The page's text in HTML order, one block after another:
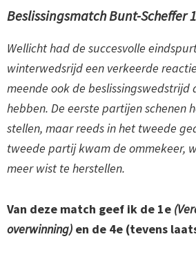
Beslissingsmatch Bunt-Scheffer
Wellicht had de succesvolle
winterwedsrijd een verkeerde
meende ook de beslissingswedstrijd
hebben. De eerste partijen schenen
stellen, maar reeds in het tweede
tweede partij kwam de ommekeer,
meer wist te herstellen.
Van deze match geef ik de 1e
overwinning) en de 4e (tevens